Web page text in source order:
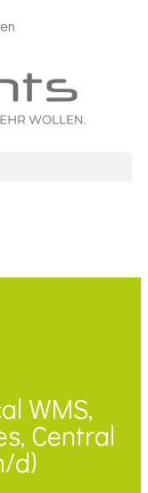
WMS,
Central
d)